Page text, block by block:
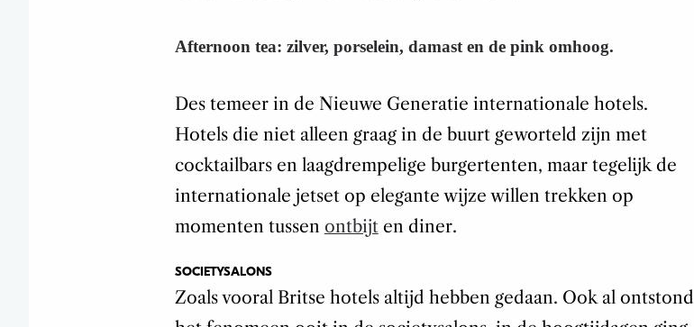
Afternoon tea: zilver, porselein, damast en de pink omhoog.
Des temeer in de Nieuwe Generatie internationale hotels.
Hotels die niet alleen graag in de buurt geworteld zijn met
cocktailbars en laagdrempelige burgertenten, maar tegelijk de
internationale jetset op elegante wijze willen trekken op
momenten tussen ontbijten diner.
SOCIETYSALONS
Zoals vooral Britse hotels altijd hebben gedaan. Ook al ontstond